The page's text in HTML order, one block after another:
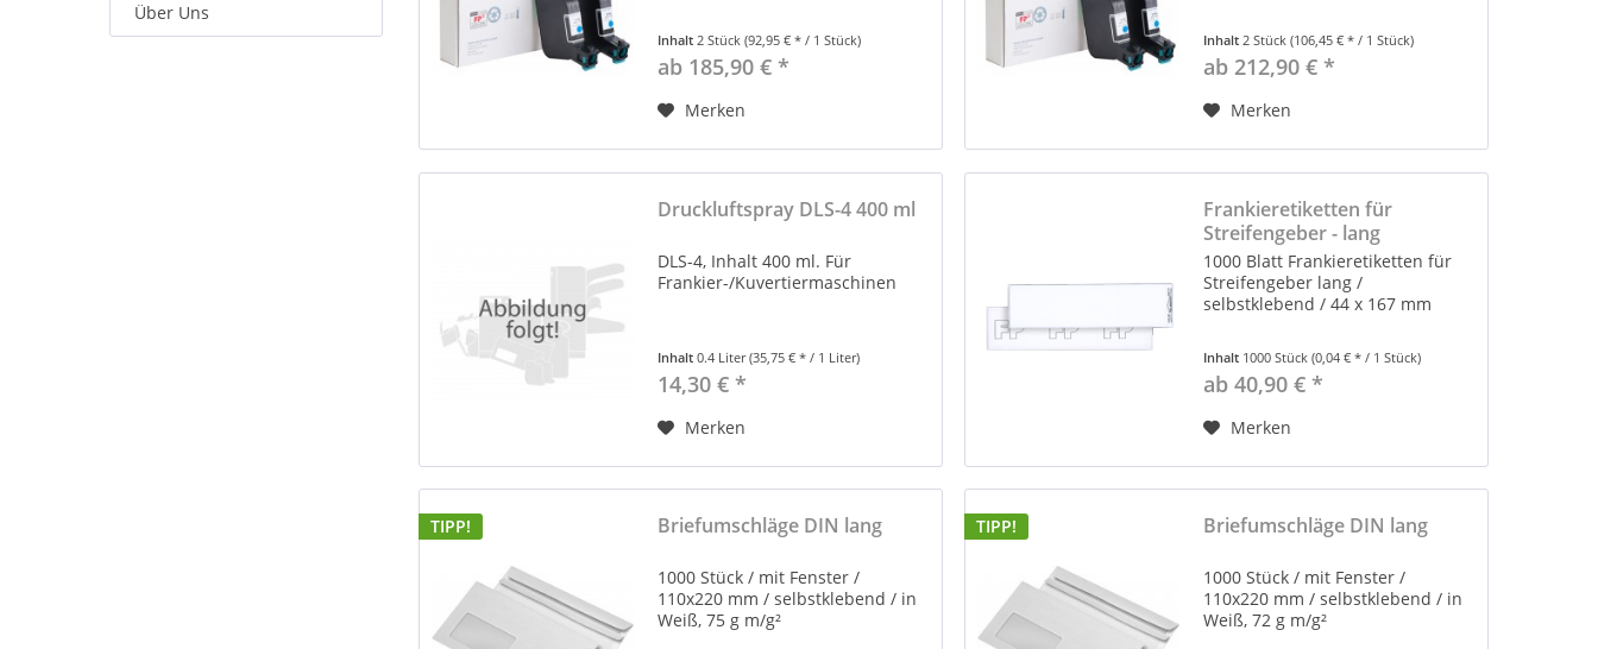
Über Uns
Inhalt2 Stück(92,95 € * / 1 Stück)
ab 185,90 € *
Merken
Inhalt2 Stück(106,45 € * / 1 Stück)
ab 212,90 € *
Merken
Druckluftspray DLS-4 400 ml
DLS-4, Inhalt 400 ml. Für
Frankier-/Kuvertiermaschinen
Inhalt0.4 Liter(35,75 € * / 1 Liter)
14,30 € *
Merken
Frankieretiketten für
Streifengeber - lang
1000 Blatt Frankieretiketten für
Streifengeber lang /
selbstklebend / 44 x 167 mm
Inhalt 1000 Stück(0,04 € * / 1 Stück)
ab 40,90 € *
Merken
TIPP! Briefumschläge DIN lang
1000 Stück / mit Fenster /
110x220 mm / selbstklebend / in
Weiß, 75 g m/g²
TIPP! Briefumschläge DIN lang
1000 Stück / mit Fenster /
110x220 mm / selbstklebend / in
Weiß, 72 g m/g²